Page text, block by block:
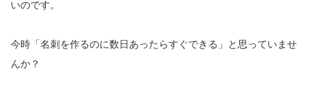
いのです。
今時「名刺を作るのに数日あったらすぐできる」と思っていませ
んか？